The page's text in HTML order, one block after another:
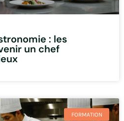
: les
un chef
FORMATION